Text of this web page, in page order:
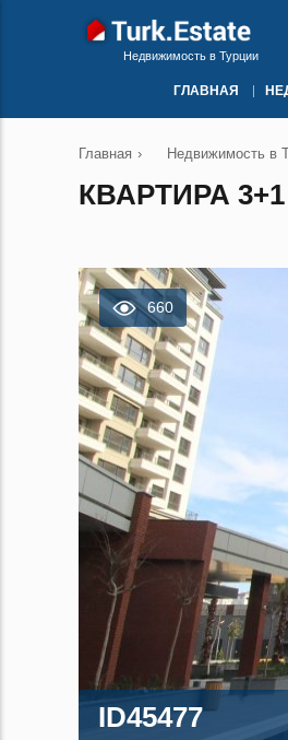
Недвижимость в Турции
ГЛАВНАЯ
Главная › Недвижимость в
КВАРТИРА
660
ID45477